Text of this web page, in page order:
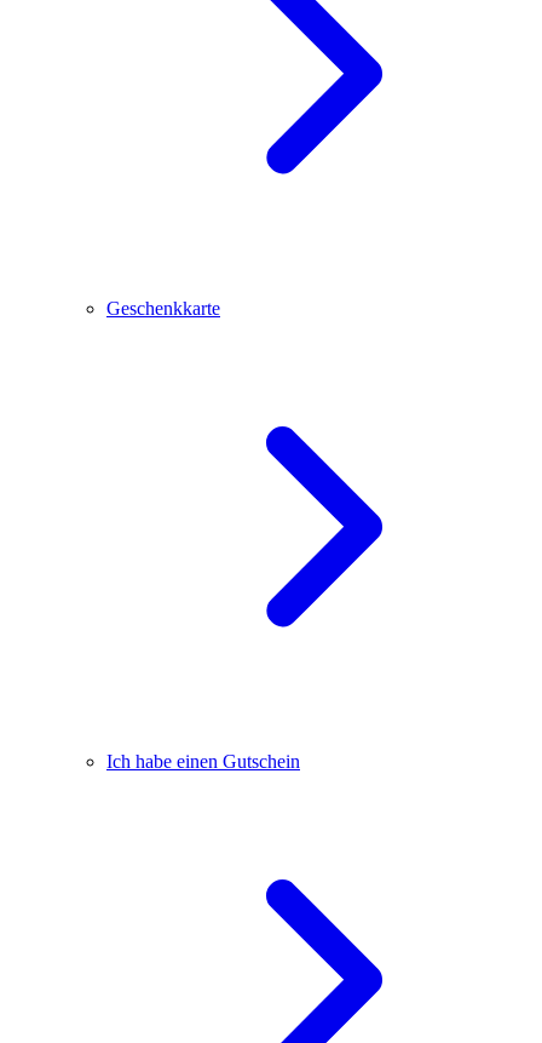
Geschenkkarte
Ich habe einen Gutschein